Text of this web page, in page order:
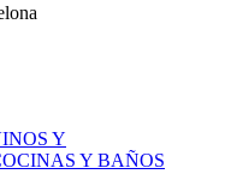
Y
Y BAÑOS